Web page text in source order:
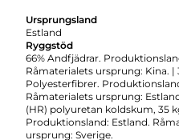
Ursprungsland
Estland
Ryggstöd
66% Andfjädrar.
Råmaterialets ursprung: Kina. |
Polyesterfibrer.
Råmaterialets ursprung:
(HR) polyuretan koldskum, 35
Produktionsland: Estland.
ursprung: Sverige.